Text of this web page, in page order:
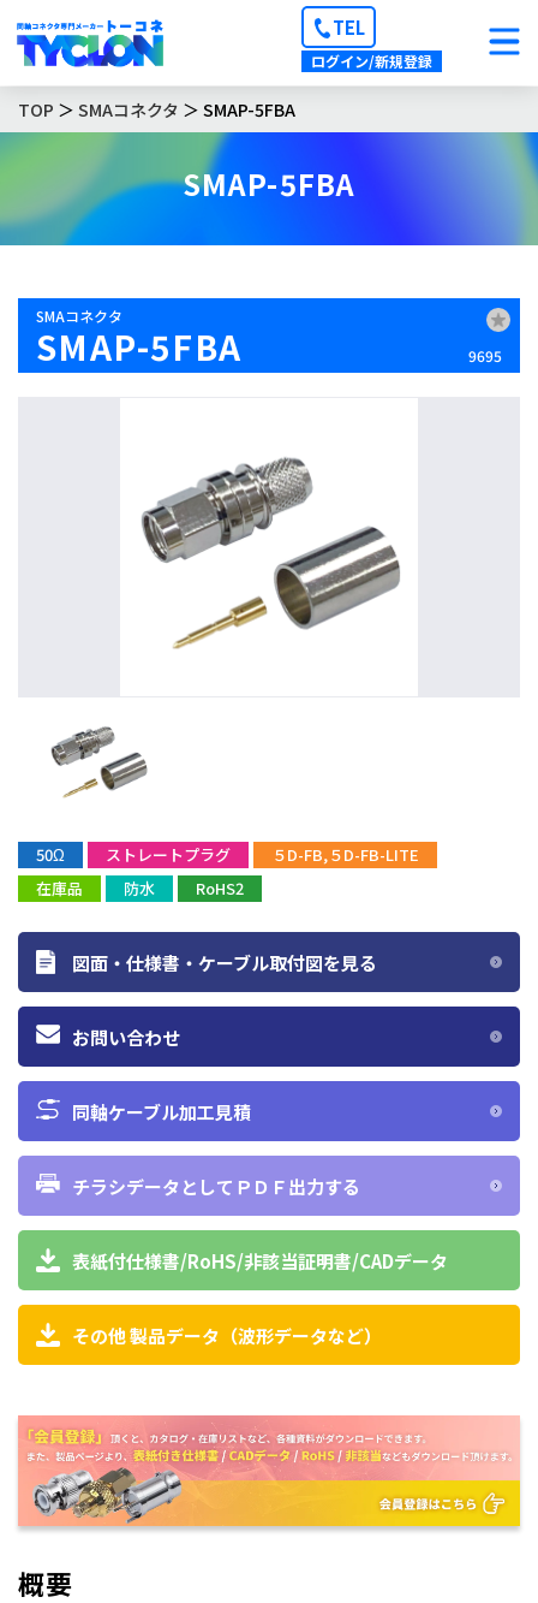
TEL
ログイン/新規登録
TOP ＞ SMAコネクタ ＞ SMAP-5FBA
SMAP-5FBA
SMAコネクタ
SMAP-5FBA 9695
50Ω ストレートプラグ
５D-FB,５D-FB-LITE
在庫品
防水 RoHS2
図面・仕様書・ケーブル取付図を見る
お問い合わせ
同軸ケーブル加工見積
チラシデータとしてＰＤＦ出力する
表紙付仕様書/RoHS/非該当証明書/CADデータ
その他 製品データ（波形データなど）
概要